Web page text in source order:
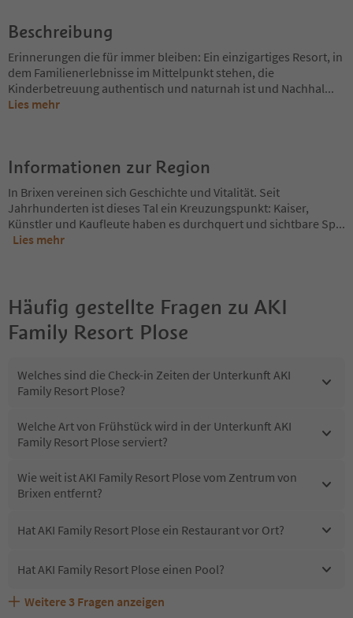
Beschreibung
Erinnerungen die für immer bleiben: Ein einzigartiges Resort, in
dem Familienerlebnisse im Mittelpunkt stehen, die
Kinderbetreuung authentisch und naturnah ist und Nachhal...
Lies mehr
Informationen zur Region
In Brixen vereinen sich Geschichte und Vitalität. Seit
Jahrhunderten ist dieses Tal ein Kreuzungspunkt: Kaiser,
Künstler und Kaufleute haben es durchquert und sichtbare Sp...
Lies mehr
Häufig gestellte Fragen zu AKI
Family Resort Plose
Welches sind die Check-in Zeiten der Unterkunft AKI
Family Resort Plose?
Welche Art von Frühstück wird in der Unterkunft AKI
Family Resort Plose serviert?
Wie weit ist AKI Family Resort Plose vom Zentrum von
Brixen entfernt?
Hat AKI Family Resort Plose ein Restaurant vor Ort?
Hat AKI Family Resort Plose einen Pool?
Sind Haustiere in der Unterkunft AKI Family Resort Plose
Welche Services bietet AKI Family Resort Plose?
Erhalten die Gäste von AKI Family Resort Plose einen
Weitere 3 Fragen anzeigen